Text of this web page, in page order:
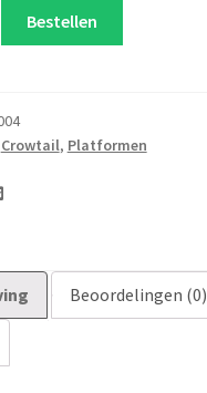
Bestellen
Crowtail, Platformen
Beoordelingen (0)